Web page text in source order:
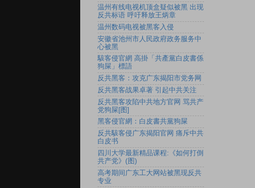
温州有线电视机顶盒疑似被黑 出现
反共标语 呼吁释放王炳章
温州数码电视被黑客入侵
安徽省池州市人民政府政务服务中
心被黑
駭客侵官網 高掛「共產黨白皮書係
狗屎」標語
反共黑客：攻克广东揭阳市党务网
反共黑客战果卓著 引起中共关注
反共黑客攻陷中共地方官网 骂共产
党狗屎[图]
黑客侵官網：白皮書共黨狗屎
反共駭客侵广东揭阳官网 痛斥中共
白皮书
四川大学最新精品课程:《如何打倒
共产党》(图)
高考期间广东工大网站被黑现反共
专业